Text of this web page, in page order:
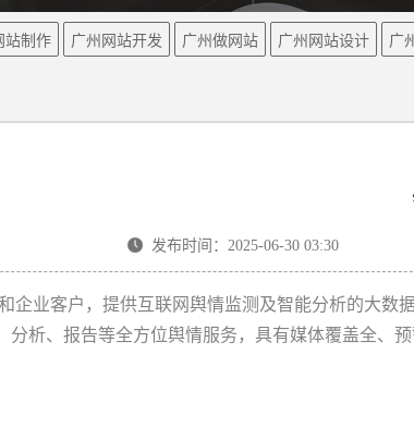
站制作 广州网站开发 广州做网站 广州网站设计 广
发布时间：2025-06-30 03:30
企业客户，提供互联网舆情监测及智能分析的大数据
分析、报告等全方位舆情服务，具有媒体覆盖全、